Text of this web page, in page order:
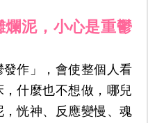
泥，小心是重鬱
作」，會使整個人看
什麼也不想做，哪兒
恍神、反應變慢、魂